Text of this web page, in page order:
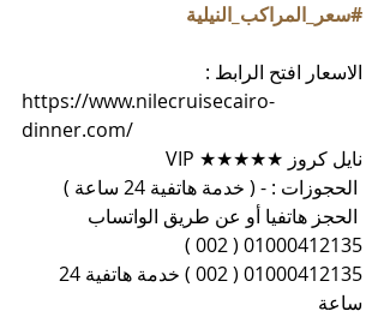
#سعر_المراكب_النيلية
الاسعار افتح الرابط :
https://www.nilecruisecairo-
dinner.com/
نايل كروز ★★★★★ VIP
الحجوزات : - ( خدمة هاتفية 24 ساعة )
الحجز هاتفيا أو عن طريق الواتساب
01000412135 ( 002 )
ساعة